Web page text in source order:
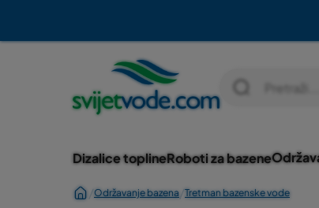
Dizalice toplineRoboti za bazene
/Održavanje bazena/Tretman bazenske vode